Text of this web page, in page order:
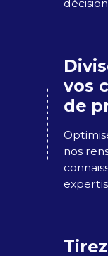
vos
de
nos